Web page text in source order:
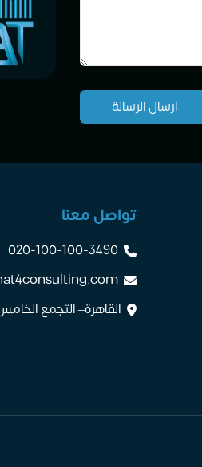
تواصل معنا
020-100-100-3490
القاهرة– التجمع